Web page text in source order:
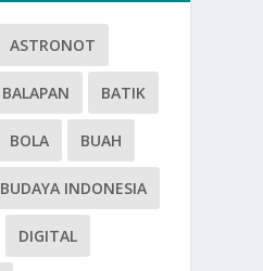
ASTRONOT
BALAPAN BATIK
BOLA BUAH
BUDAYA INDONESIA
DIGITAL